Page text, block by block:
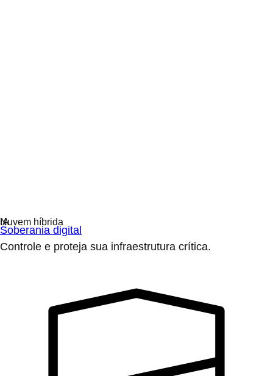
Soberania digital
Controle e proteja sua infraestrutura crítica.